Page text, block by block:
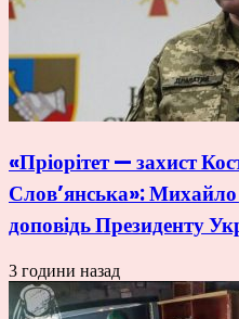
«Пріорітет — захист
Слов’янська»:
доповідь Президенту
3 години назад